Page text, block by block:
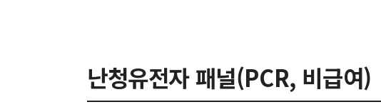
난청유전자 패널(PCR, 비급여)